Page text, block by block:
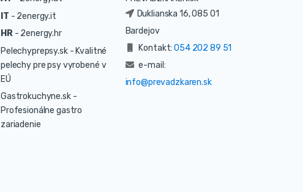
IT - 2energy.it
HR- 2energy.hr
Pelechyprepsy.sk - Kvalitné
pelechy pre psy vyrobené v
EÚ
Gastrokuchyne.sk -
Profesionálne gastro
zariadenie
Duklianska 16, 085 01
Bardejov
Kontakt:054 202 89 51
e-mail:
info@prevadzkaren.sk